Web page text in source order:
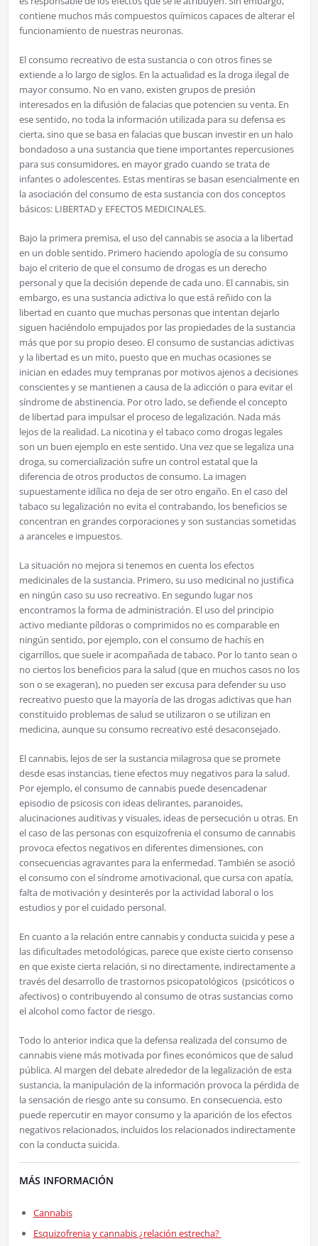
contiene muchos más compuestos químicos capaces de alterar el
funcionamiento de nuestras neuronas.
El consumo recreativo de esta sustancia o con otros fines se
extiende a lo largo de siglos. En la actualidad es la droga ilegal de
mayor consumo. No en vano, existen grupos de presión
interesados en la difusión de falacias que potencien su venta. En
ese sentido, no toda la información utilizada para su defensa es
cierta, sino que se basa en falacias que buscan investir en un halo
bondadoso a una sustancia que tiene importantes repercusiones
para sus consumidores, en mayor grado cuando se trata de
infantes o adolescentes. Estas mentiras se basan esencialmente en
la asociación del consumo de esta sustancia con dos conceptos
básicos: LIBERTAD y EFECTOS MEDICINALES.
Bajo la primera premisa, el uso del cannabis se asocia a la libertad
en un doble sentido. Primero haciendo apología de su consumo
bajo el criterio de que el consumo de drogas es un derecho
personal y que la decisión depende de cada uno. El cannabis, sin
embargo, es una sustancia adictiva lo que está reñido con la
libertad en cuanto que muchas personas que intentan dejarlo
siguen haciéndolo empujados por las propiedades de la sustancia
más que por su propio deseo. El consumo de sustancias adictivas
y la libertad es un mito, puesto que en muchas ocasiones se
inician en edades muy tempranas por motivos ajenos a decisiones
conscientes y se mantienen a causa de la adicción o para evitar el
síndrome de abstinencia. Por otro lado, se defiende el concepto
de libertad para impulsar el proceso de legalización. Nada más
lejos de la realidad. La nicotina y el tabaco como drogas legales
son un buen ejemplo en este sentido. Una vez que se legaliza una
droga, su comercialización sufre un control estatal que la
diferencia de otros productos de consumo. La imagen
supuestamente idílica no deja de ser otro engaño. En el caso del
tabaco su legalización no evita el contrabando, los beneficios se
concentran en grandes corporaciones y son sustancias sometidas
a aranceles e impuestos.
La situación no mejora si tenemos en cuenta los efectos
medicinales de la sustancia. Primero, su uso medicinal no justifica
en ningún caso su uso recreativo. En segundo lugar nos
encontramos la forma de administración. El uso del principio
activo mediante píldoras o comprimidos no es comparable en
ningún sentido, por ejemplo, con el consumo de hachís en
cigarrillos, que suele ir acompañada de tabaco. Por lo tanto sean o
no ciertos los beneficios para la salud (que en muchos casos no los
son o se exageran), no pueden ser excusa para defender su uso
recreativo puesto que la mayoría de las drogas adictivas que han
constituido problemas de salud se utilizaron o se utilizan en
medicina, aunque su consumo recreativo esté desaconsejado.
El cannabis, lejos de ser la sustancia milagrosa que se promete
desde esas instancias, tiene efectos muy negativos para la salud.
Por ejemplo, el consumo de cannabis puede desencadenar
episodio de psicosis con ideas delirantes, paranoides,
alucinaciones auditivas y visuales, ideas de persecución u otras. En
el caso de las personas con esquizofrenia el consumo de cannabis
provoca efectos negativos en diferentes dimensiones, con
consecuencias agravantes para la enfermedad. También se asoció
el consumo con el síndrome amotivacional, que cursa con apatía,
falta de motivación y desinterés por la actividad laboral o los
estudios y por el cuidado personal.
En cuanto a la relación entre cannabis y conducta suicida y pese a
las dificultades metodológicas, parece que existe cierto consenso
en que existe cierta relación, si no directamente, indirectamente a
través del desarrollo de trastornos psicopatológicos (psicóticos o
afectivos) o contribuyendo al consumo de otras sustancias como
el alcohol como factor de riesgo.
Todo lo anterior indica que la defensa realizada del consumo de
cannabis viene más motivada por fines económicos que de salud
pública. Al margen del debate alrededor de la legalización de esta
sustancia, la manipulación de la información provoca la pérdida de
la sensación de riesgo ante su consumo. En consecuencia, esto
puede repercutir en mayor consumo y la aparición de los efectos
negativos relacionados, incluidos los relacionados indirectamente
con la conducta suicida.
MÁS INFORMACIÓN
Cannabis
Esquizofrenia y cannabis ¿relación estrecha?